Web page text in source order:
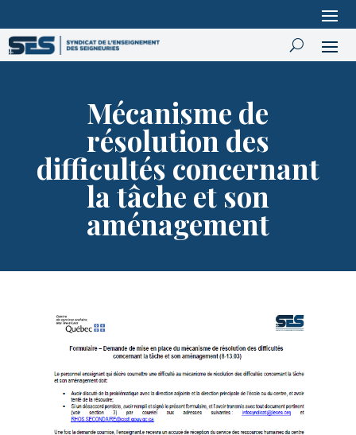
Mécanisme de
résolution des
difficultés concernant
la tâche et son
aménagement